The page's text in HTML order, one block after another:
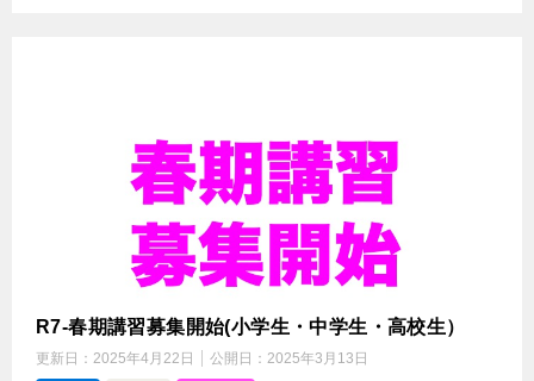
R7-春期講習募集開始(小学生・中学生・高校生）
更新日： 2025年4月22日 公開日： 2025年3月13日